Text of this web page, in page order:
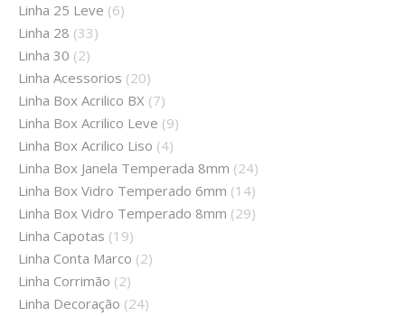
Linha 25 Leve (6)
Linha 28 (33)
Linha 30 (2)
Linha Acessorios (20)
Linha Box Acrilico BX (7)
Linha Box Acrilico Leve (9)
Linha Box Acrilico Liso (4)
Linha Box Janela Temperada 8mm (24)
Linha Box Vidro Temperado 6mm (14)
Linha Box Vidro Temperado 8mm (29)
Linha Capotas (19)
Linha Conta Marco (2)
Linha Corrimão (2)
Linha Decoração (24)